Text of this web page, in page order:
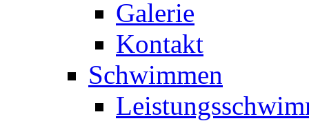
Galerie
Kontakt
Schwimmen